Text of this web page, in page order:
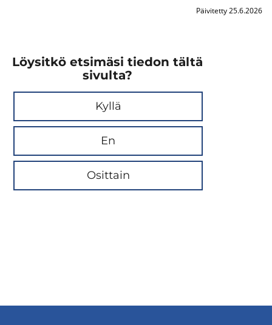
Päivitetty 25.6.2026
Löysitkö etsimäsi tiedon tältä
sivulta?
Kyllä
En
Osittain